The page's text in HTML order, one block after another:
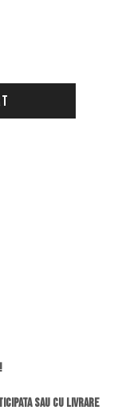
sau cu livrare